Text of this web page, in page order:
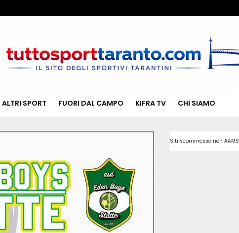
ALTRI SPORT FUORI DAL CAMPO KIFRA TV CHI SIAMO
Siti scommesse non AAMS